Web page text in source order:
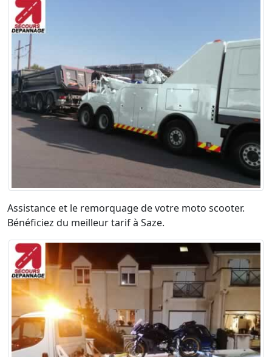
Assistance et le remorquage de votre moto scooter.
Bénéficiez du meilleur tarif à Saze.